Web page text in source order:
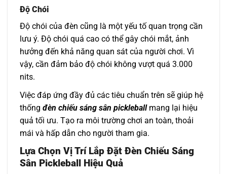
Độ Chói
Độ chói của đèn cũng là một yếu tố quan trọng cần
lưu ý. Độ chói quá cao có thể gây chói mắt, ảnh
hưởng đến khả năng quan sát của người chơi. Vì
vậy, cần đảm bảo độ chói không vượt quá 3.000
nits.
Việc đáp ứng đầy đủ các tiêu chuẩn trên sẽ giúp hệ
thống đèn chiếu sáng sân pickleball mang lại hiệu
quả tối ưu. Tạo ra môi trường chơi an toàn, thoải
mái và hấp dẫn cho người tham gia.
Lựa Chọn Vị Trí Lắp Đặt Đèn Chiếu Sáng
Sân Pickleball Hiệu Quả